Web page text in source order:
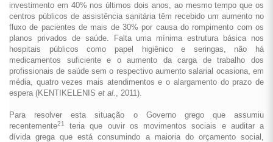
investimento em 40% nos últimos dois anos, ao mesmo tempo que os
centros públicos de assistência sanitária têm recebido um aumento no
fluxo de pacientes de mais de 30% por causa do rompimento com os
planos privados de saúde. Falta uma mínima estrutura básica nos
hospitais públicos como papel higiênico e seringas, não há
medicamentos suficiente e o aumento da carga de trabalho dos
profissionais de saúde sem o respectivo aumento salarial ocasiona, em
média, quatro vezes mais atendimentos e o alargamento do prazo de
espera (KENTIKELENIS et al. , 2011).
Para resolver esta situação o Governo grego que assumiu
recentemente21
teria que ouvir os movimentos sociais e auditar a
dívida grega que está consumindo a maioria do orçamento social,